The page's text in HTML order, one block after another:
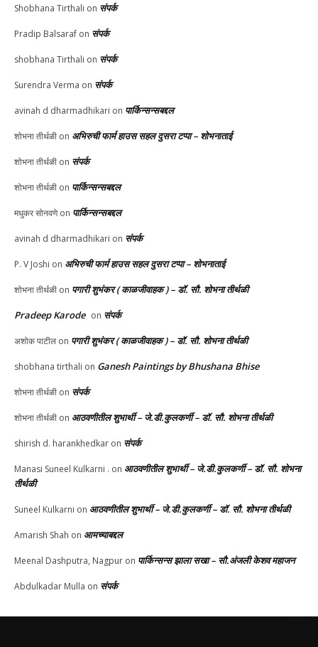
Shobhana Tirthali on संपर्क
Pradip Balsaraf on संपर्क
shobhana Tirthali on संपर्क
Surendra Verma on संपर्क
avinah d dharmadhikari on पार्किन्सन्सबद्दल
शोभना तीर्थळी on अभिरुची फार्म हाउस सहल दुसरा टप्पा – शोभनाताई
शोभना तीर्थळी on संपर्क
शोभना तीर्थळी on पार्किन्सन्सबद्दल
मधुकर सोनवणेon पार्किन्सन्सबद्दल
avinah d dharmadhikari on संपर्क
P. V Joshi on अभिरुची फार्म हाउस सहल दुसरा टप्पा – शोभनाताई
शोभना तीर्थळी on पगारी शुभंकर ( काळजीवाहक ) – डॉ. सौ. शोभना तीर्थळी
Pradeep Karode on संपर्क
अशोक पाटील on पगारी शुभंकर ( काळजीवाहक ) – डॉ. सौ. शोभना तीर्थळी
shobhana tirthali on Ganesh Paintings by Bhushana Bhise
शोभना तीर्थळी on संपर्क
शोभना तीर्थळी on आठवणीतील शुभार्थी – जे.डी.कुलकर्णी – डॉ. सौ. शोभना तीर्थळी
shirish d. harankhedkar on संपर्क
Manasi Suneel Kulkarni . on आठवणीतील शुभार्थी – जे.डी.कुलकर्णी – डॉ. सौ. शोभना
तीर्थळी
Suneel Kulkarni on आठवणीतील शुभार्थी – जे.डी.कुलकर्णी – डॉ. सौ. शोभना तीर्थळी
Amarish Shah on आमच्याबद्दल
Meenal Dashputra, Nagpur on पार्किन्सन्स झाला सखा – सौ.अंजली केशव महाजन
Abdulkadar Mulla on संपर्क